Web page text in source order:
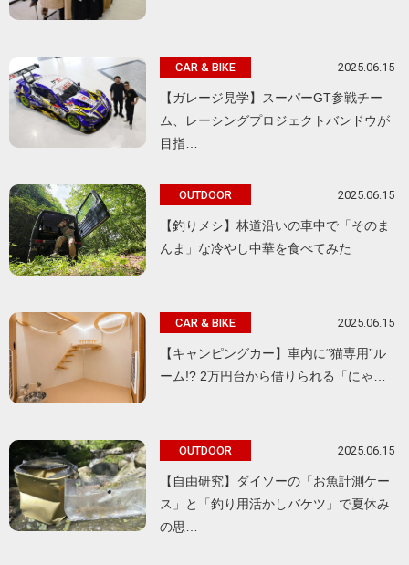
CAR & BIKE 2025.06.15
【ガレージ見学】スーパーGT参戦チー
ム、レーシングプロジェクトバンドウが
目指…
OUTDOOR 2025.06.15
【釣りメシ】林道沿いの車中で「そのま
んま」な冷やし中華を食べてみた
CAR & BIKE 2025.06.15
【キャンピングカー】車内に“猫専用”ル
ーム!? 2万円台から借りられる「にゃ…
OUTDOOR 2025.06.15
【自由研究】ダイソーの「お魚計測ケー
ス」と「釣り用活かしバケツ」で夏休み
の思…